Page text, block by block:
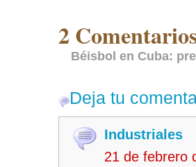
2
Béisbol en Cuba:
Deja tu
Industriales
21 de febrero